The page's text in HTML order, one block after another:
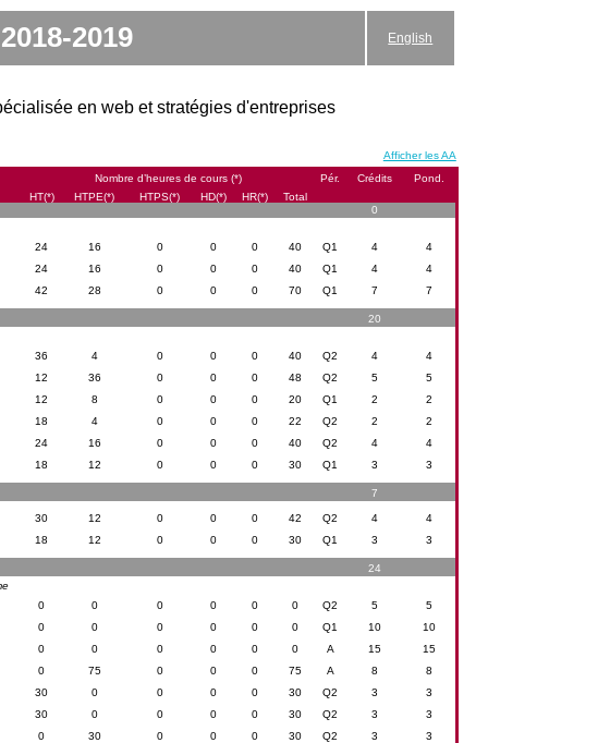
2019 English
en web et stratégies d'entreprises
Afficher les AA
Nombre d’heures de cours (*) Pér. Crédits
Pond.
HT(*)
HTPE(*) HTPS(*) HD(*) HR(*) Total
0
24 16 0 0 0 40 Q1 4 4
24 16 0 0 0 40 Q1 4 4
42 28 0 0 0 70 Q1 7 7
20
36 4 0 0 0 40 Q2 4 4
12 36 0 0 0 48 Q2 5 5
12 8 0 0 0 20 Q1 2 2
18 4 0 0 0 22 Q2 2 2
24 16 0 0 0 40 Q2 4 4
18 12 0 0 0 30 Q1 3 3
7
30 12 0 0 0 42 Q2 4 4
18 12 0 0 0 30 Q1 3 3
24
0 0 0 0 0 0 Q2 5 5
0 0 0 0 0 0 Q1 10 10
0 0 0 0 0 0 A 15 15
0 75 0 0 0 75 A 8 8
30 0 0 0 0 30 Q2 3 3
30 0 0 0 0 30 Q2 3 3
0 30 0 0 0 30 Q2 3 3